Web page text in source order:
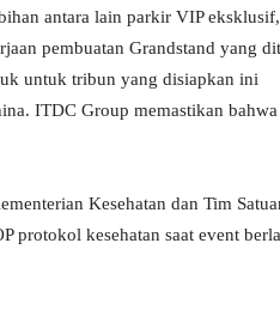
antara lain parkir VIP
pembuatan Grandstand yang
untuk tribun yang disiapkan ini
ITDC Group memastikan
Kesehatan dan Tim
protokol kesehatan saat event